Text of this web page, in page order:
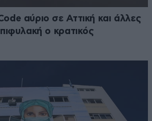
αύριο σε Αττική και άλλες
ο κρατικός